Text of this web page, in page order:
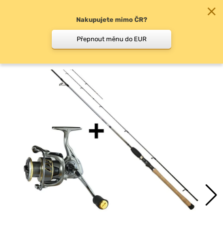
Feederové pruty
Nakupujete mimo ČR?
Přepnout měnu do EUR